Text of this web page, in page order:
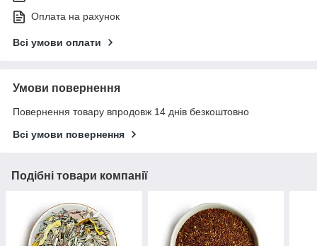
Оплата на рахунок
Всі умови оплати
Умови повернення
Повернення товару впродовж 14 днів безкоштовно
Всі умови повернення
Подібні товари компанії